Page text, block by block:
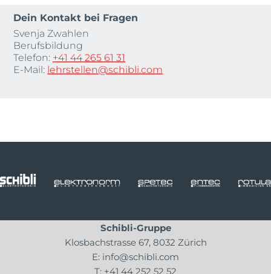
Dein Kontakt bei Fragen
Svenja Zwahlen
Berufsbildung
Telefon: +41 44 265 61 31
E-Mail: lehrstellen@schibli.com
Schibli-Gruppe
Klosbachstrasse 67, 8032 Zürich
E: info@schibli.com
T: +41 44 252 52 52